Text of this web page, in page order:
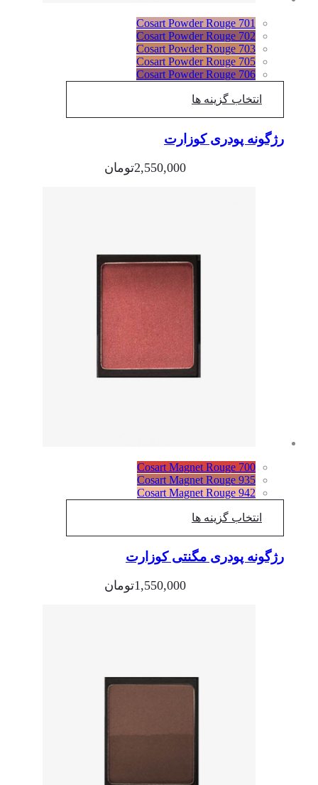
Cosart Powder Rouge 701
Cosart Powder Rouge 702
Cosart Powder Rouge 703
Cosart Powder Rouge 705
Cosart Powder Rouge 706
انتخاب گزینه ها
رژگونه پودری کوزارت
2,550,000تومان
Cosart Magnet Rouge 700
Cosart Magnet Rouge 935
Cosart Magnet Rouge 942
انتخاب گزینه ها
رژگونه پودری مگنتی کوزارت
1,550,000تومان